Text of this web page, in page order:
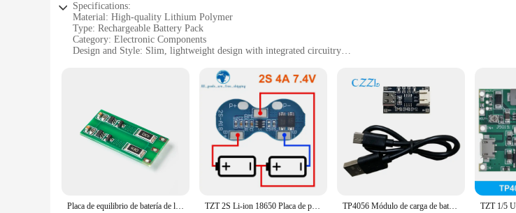
Specifications:
Material: High-quality Lithium Polymer
Type: Rechargeable Battery Pack
Category: Electronic Components
Design and Style: Slim, lightweight design with integrated circuitry
Performance and Property: High-capacity 3.7V power source
Parts and Accessories: Includes TP4056 Charging Circuit
Features:
**Unmatched Reliability and Performance**
The batería 3 7 TP4056 is a testament to the latest advancements in rechargeable battery technology.
range of portable electronic devices. The integrated circuitry ensures a seamless connection and efficient
power source provides ample energy for extended use, making it a valuable addition to any electronic setup.
**Versatile and User-Friendly**
This battery pack is not just about power; it's about convenience. The TP4056 Charging Circuit is a
and hobbyists. The design and style of the batería 3 7 TP4056 are tailored to meet the needs of various
looking to power a smartwatch, a fitness tracker, or any other portable gadget, this battery pack is the perfect
Placa de equilibrio de batería de litio 2S 3S 4S, 100mA, 18650, equilibrador de batería de iones de litio, corriente TZT 2S Li-ion 18650 Placa de protección del cargador de batería de litio 7,4 V protección contra sobrecarga y sobredescarga 4A BMS TP4056 Módulo de carga de batería de litio de 3,7 V 1A interfaz USB tipo c extremo PH2.0